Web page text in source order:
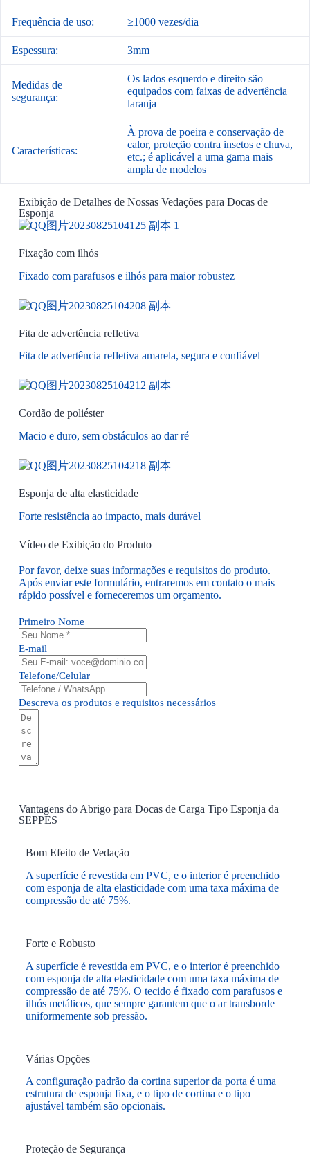
Frequência de uso: ≥1000 vezes/dia
Espessura: 3mm
Medidas de
segurança:
Os lados esquerdo e direito são
equipados com faixas de advertência
laranja
Características:
À prova de poeira e conservação de
calor, proteção contra insetos e chuva,
etc.; é aplicável a uma gama mais
ampla de modelos
Exibição de Detalhes de Nossas Vedações para Docas de
Esponja
Fixação com ilhós
Fixado com parafusos e ilhós para maior robustez
Fita de advertência refletiva
Fita de advertência refletiva amarela, segura e confiável
Cordão de poliéster
Macio e duro, sem obstáculos ao dar ré
Esponja de alta elasticidade
Forte resistência ao impacto, mais durável
Vídeo de Exibição do Produto
Por favor, deixe suas informações e requisitos do produto.
Após enviar este formulário, entraremos em contato o mais
rápido possível e forneceremos um orçamento.
Primeiro Nome
E-mail
Telefone/Celular
Descreva os produtos e requisitos necessários
Vantagens do Abrigo para Docas de Carga Tipo Esponja da
SEPPES
Bom Efeito de Vedação
A superfície é revestida em PVC, e o interior é preenchido
com esponja de alta elasticidade com uma taxa máxima de
compressão de até 75%.
Forte e Robusto
A superfície é revestida em PVC, e o interior é preenchido
com esponja de alta elasticidade com uma taxa máxima de
compressão de até 75%. O tecido é fixado com parafusos e
ilhós metálicos, que sempre garantem que o ar transborde
uniformemente sob pressão.
Várias Opções
A configuração padrão da cortina superior da porta é uma
estrutura de esponja fixa, e o tipo de cortina e o tipo
ajustável também são opcionais.
Proteção de Segurança